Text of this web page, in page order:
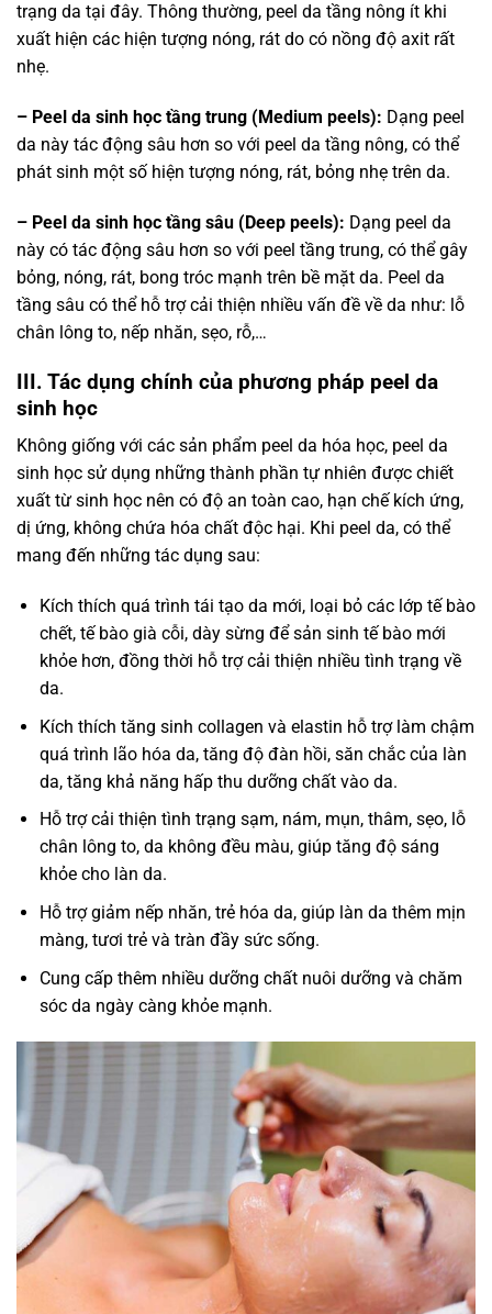
trạng da tại đây. Thông thường, peel da tầng nông ít khi
xuất hiện các hiện tượng nóng, rát do có nồng độ axit rất
nhẹ.
– Peel da sinh học tầng trung (Medium peels): Dạng peel
da này tác động sâu hơn so với peel da tầng nông, có thể
phát sinh một số hiện tượng nóng, rát, bỏng nhẹ trên da.
– Peel da sinh học tầng sâu (Deep peels): Dạng peel da
này có tác động sâu hơn so với peel tầng trung, có thể gây
bỏng, nóng, rát, bong tróc mạnh trên bề mặt da. Peel da
tầng sâu có thể hỗ trợ cải thiện nhiều vấn đề về da như: lỗ
chân lông to, nếp nhăn, sẹo, rỗ,…
III. Tác dụng chính của phương pháp peel da
sinh học
Không giống với các sản phẩm peel da hóa học, peel da
sinh học sử dụng những thành phần tự nhiên được chiết
xuất từ sinh học nên có độ an toàn cao, hạn chế kích ứng,
dị ứng, không chứa hóa chất độc hại. Khi peel da, có thể
mang đến những tác dụng sau:
Kích thích quá trình tái tạo da mới, loại bỏ các lớp tế bào
chết, tế bào già cỗi, dày sừng để sản sinh tế bào mới
khỏe hơn, đồng thời hỗ trợ cải thiện nhiều tình trạng về
da.
Kích thích tăng sinh collagen và elastin hỗ trợ làm chậm
quá trình lão hóa da, tăng độ đàn hồi, săn chắc của làn
da, tăng khả năng hấp thu dưỡng chất vào da.
Hỗ trợ cải thiện tình trạng sạm, nám, mụn, thâm, sẹo, lỗ
chân lông to, da không đều màu, giúp tăng độ sáng
khỏe cho làn da.
Hỗ trợ giảm nếp nhăn, trẻ hóa da, giúp làn da thêm mịn
màng, tươi trẻ và tràn đầy sức sống.
Cung cấp thêm nhiều dưỡng chất nuôi dưỡng và chăm
sóc da ngày càng khỏe mạnh.